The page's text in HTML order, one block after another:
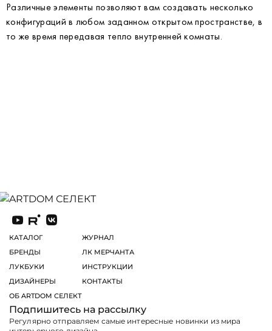
Различные элементы позволяют вам создавать несколько
конфигураций в любом заданном открытом пространстве, в
то же время передавая тепло внутренней комнаты.
КАТАЛОГ
БРЕНДЫ
ЛУКБУКИ
ДИЗАЙНЕРЫ
ОБ ARTDOM СЕЛЕКТ
ЖУРНАЛ
ЛК МЕРЧАНТА
ИНСТРУКЦИИ
КОНТАКТЫ
Подпишитесь на рассылку
Регулярно отправляем самые интересные новинки из мира